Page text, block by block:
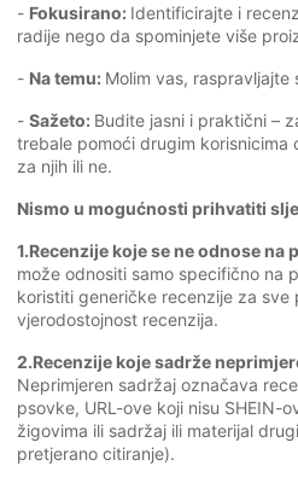
- Fokusirano: Identificirajte i
radije nego da spominjete više
- Na temu: Molim vas, raspravljajte
-Sažeto: Budite jasni i praktični –
trebale pomoći drugim korisnicima
za njih ili ne.
Nismo u mogućnosti prihvatiti
1.Recenzije koje se ne odnose na
može odnositi samo specifično na
koristiti generičke recenzije za
vjerodostojnost recenzija.
2.Recenzije koje sadrže
Neprimjeren sadržaj označava
psovke, URL-ove koji nisu SHEIN-
žigovima ili sadržaj ili materijal
pretjerano citiranje).